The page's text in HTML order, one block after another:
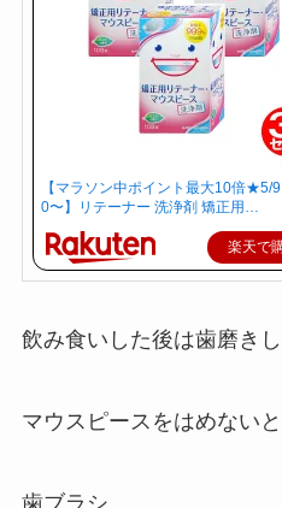
【マラソン中ポイント最大10倍★5/
0〜】リテーナー 洗浄剤 矯正用…
楽天で
飲み食いした後は歯磨き
マウスピースをはめない
歯ブラシ。